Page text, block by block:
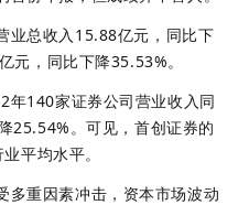
业总收入15.88亿元，同比下
元，同比下降35.53%。
年140家证券公司营业收入同
25.54%。可见，首创证券的
平均水平。
多重因素冲击，资本市场波动